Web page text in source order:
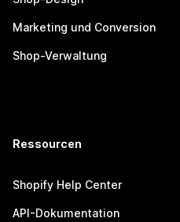
Marketing und Conversion
Shop-Verwaltung
Ressourcen
Shopify Help Center
API-Dokumentation